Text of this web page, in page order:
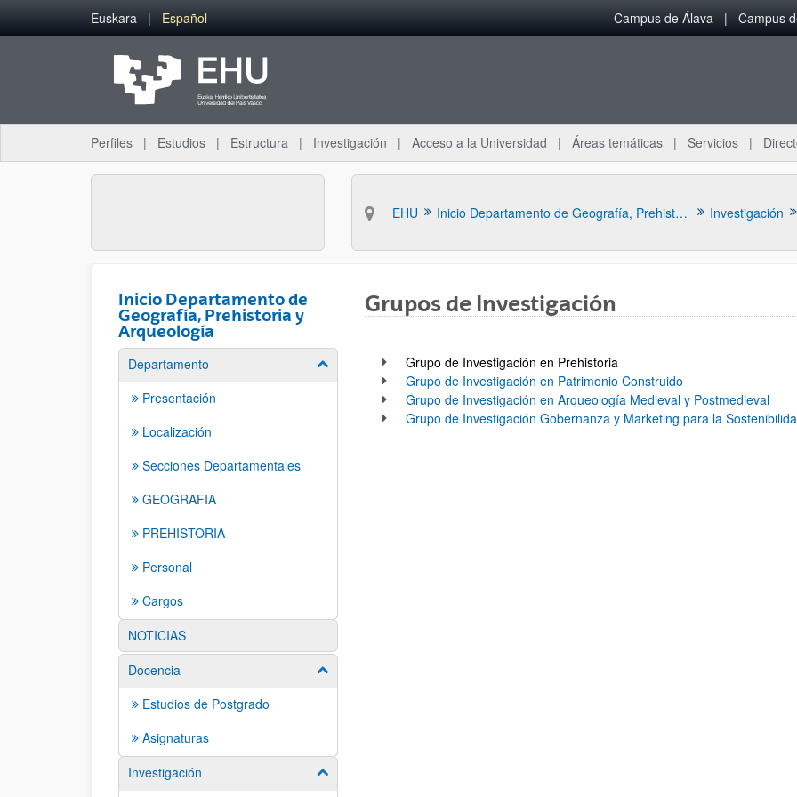
Saltar al contenido principal
Euskara Español Campus de Álava Campus
Perfiles Estudios Estructura Investigación Acceso a la Universidad Áreas temáticas Servicios
EHU Inicio Departamento de Geografía, Prehistoria y Arqueología Investigación
Inicio Departamento de
Geografía, Prehistoria y
Arqueología
Departamento Mostrar/ocultar subpáginas
Presentación
Localización
Secciones Departamentales
GEOGRAFIA
PREHISTORIA
Personal
Cargos
NOTICIAS
Docencia
Mostrar/ocultar subpáginas
Estudios de Postgrado
Asignaturas
Investigación
Mostrar/ocultar subpáginas
Grupos de Investigación
Grupo de Investigación en Prehistoria
Grupo de Investigación en Patrimonio Construido
Grupo de Investigación en Arqueología Medieval y Postmedieval
Grupo de Investigación Gobernanza y Marketing para la